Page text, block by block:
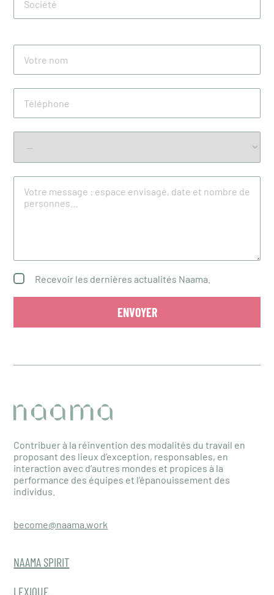
Recevoir les dernières actualités Naama.
Contribuer à la réinvention des modalités du travail en
proposant des lieux d’exception, responsables, en
interaction avec d’autres mondes et propices à la
performance des équipes et l’épanouissement des
individus.
become@naama.work
NAAMA SPIRIT
LEXIQUE